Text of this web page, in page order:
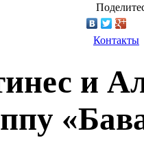
Контакты
и